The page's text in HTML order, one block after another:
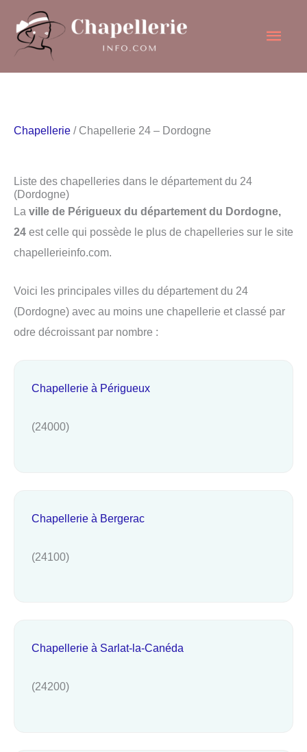
contenu
Chapellerie / Chapellerie 24 – Dordogne
Liste des chapelleries dans le département du 24
(Dordogne)
La ville de Périgueux du département du Dordogne,
24 est celle qui possède le plus de chapelleries sur le site
chapellerieinfo.com.
Voici les principales villes du département du 24
(Dordogne) avec au moins une chapellerie et classé par
odre décroissant par nombre :
Chapellerie à Périgueux
(24000)
Chapellerie à Bergerac
(24100)
Chapellerie à Sarlat-la-Canéda
(24200)